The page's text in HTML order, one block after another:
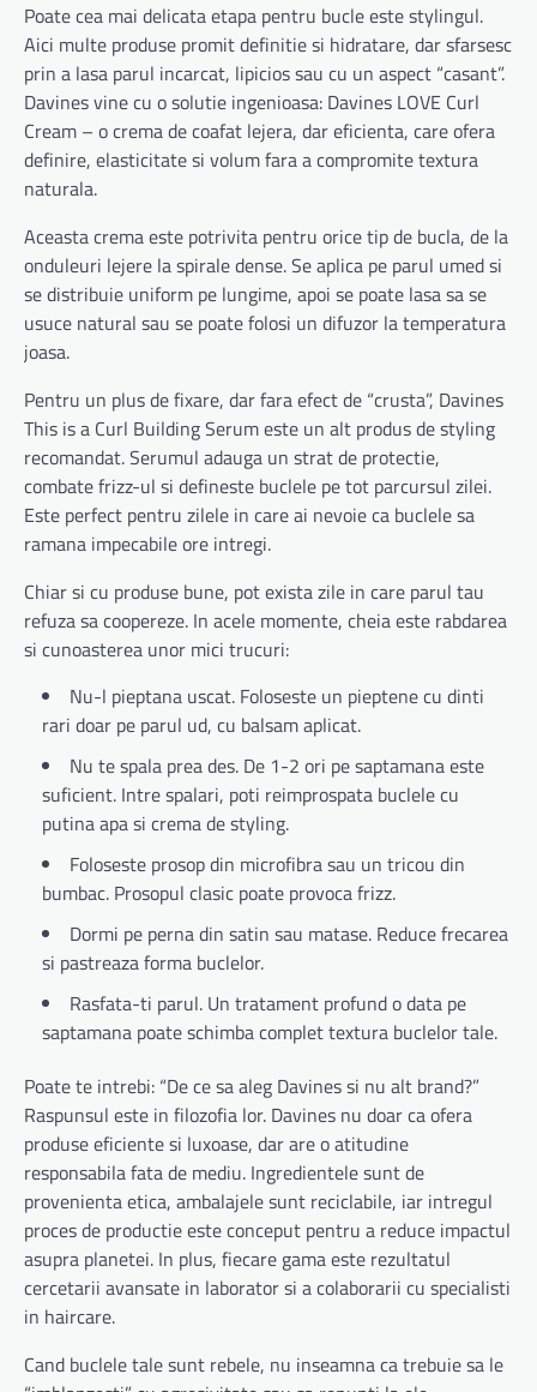
Poate cea mai delicata etapa pentru bucle este stylingul.
Aici multe produse promit definitie si hidratare, dar sfarsesc
prin a lasa parul incarcat, lipicios sau cu un aspect “casant”.
Davines vine cu o solutie ingenioasa: Davines LOVE Curl
Cream – o crema de coafat lejera, dar eficienta, care ofera
definire, elasticitate si volum fara a compromite textura
naturala.
Aceasta crema este potrivita pentru orice tip de bucla, de la
onduleuri lejere la spirale dense. Se aplica pe parul umed si
se distribuie uniform pe lungime, apoi se poate lasa sa se
usuce natural sau se poate folosi un difuzor la temperatura
joasa.
Pentru un plus de fixare, dar fara efect de “crusta”, Davines
This is a Curl Building Serum este un alt produs de styling
recomandat. Serumul adauga un strat de protectie,
combate frizz-ul si defineste buclele pe tot parcursul zilei.
Este perfect pentru zilele in care ai nevoie ca buclele sa
ramana impecabile ore intregi.
Chiar si cu produse bune, pot exista zile in care parul tau
refuza sa coopereze. In acele momente, cheia este rabdarea
si cunoasterea unor mici trucuri:
Nu-l pieptana uscat. Foloseste un pieptene cu dinti
rari doar pe parul ud, cu balsam aplicat.
Nu te spala prea des. De 1-2 ori pe saptamana este
suficient. Intre spalari, poti reimprospata buclele cu
putina apa si crema de styling.
Foloseste prosop din microfibra sau un tricou din
bumbac. Prosopul clasic poate provoca frizz.
Dormi pe perna din satin sau matase. Reduce frecarea
si pastreaza forma buclelor.
Rasfata-ti parul. Un tratament profund o data pe
saptamana poate schimba complet textura buclelor tale.
Poate te intrebi: “De ce sa aleg Davines si nu alt brand?”
Raspunsul este in filozofia lor. Davines nu doar ca ofera
produse eficiente si luxoase, dar are o atitudine
responsabila fata de mediu. Ingredientele sunt de
provenienta etica, ambalajele sunt reciclabile, iar intregul
proces de productie este conceput pentru a reduce impactul
asupra planetei. In plus, fiecare gama este rezultatul
cercetarii avansate in laborator si a colaborarii cu specialisti
in haircare.
Cand buclele tale sunt rebele, nu inseamna ca trebuie sa le